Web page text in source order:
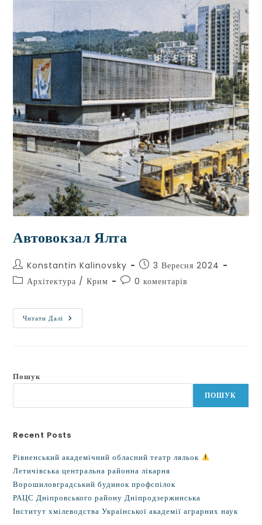
Автовокзал Ялта
Konstantin Kalinovsky
3 Вересня 2024
Архітектура / Крим 0 коментарів
Читати Далі
Пошук
ПОШУК
Recent Posts
Рівненський академічний обласний театр ляльок
Летичівська центральна районна лікарня
Ворошиловградський будинок профспілок
РАЦС Дніпровського району Дніпродзержинська
Інститут хмілеводства Української академії аграрних наук